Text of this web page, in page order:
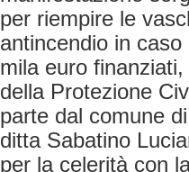
per riempire le
antincendio in caso
mila euro
della Protezione
parte dal comune
ditta Sabatino
per la celerità con